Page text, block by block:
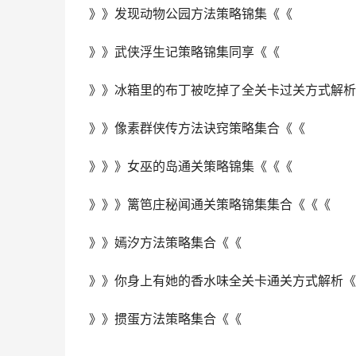
》》发现动物公园方法策略锦集《《
》》武侠浮生记策略锦集同享《《
》》冰箱里的布丁被吃掉了全关卡过关方式解
》》像素群侠传方法诀窍策略集合《《
》》》女巫的岛通关策略锦集《《《
》》》篱笆庄秘闻通关策略锦集集合《《《
》》嫣汐方法策略集合《《
》》你身上有她的香水味全关卡通关方式解析
》》掼蛋方法策略集合《《